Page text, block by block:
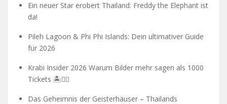
Ein neuer Star erobert Thailand: Freddy the Elephant ist
da!
Pileh Lagoon & Phi Phi Islands: Dein ultimativer Guide
für 2026
Krabi Insider 2026 Warum Bilder mehr sagen als 1000
Tickets 🏝️🧗‍♂️
Das Geheimnis der Geisterhäuser – Thailands